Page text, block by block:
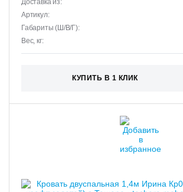
Доставка из:
Артикул:
Габариты (Ш/В/Г):
Вес, кг:
КУПИТЬ В 1 КЛИК